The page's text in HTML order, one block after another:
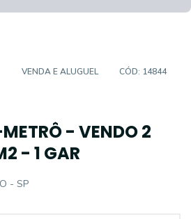
VENDA E ALUGUEL CÓD: 14844
- VENDO 2
- 1 GAR
- SP